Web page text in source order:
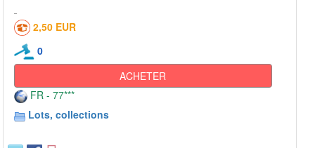
2,50 EUR
0
ACHETER
FR - 77***
Lots, collections